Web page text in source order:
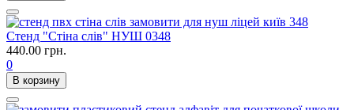
Стенд "Стіна слів" НУШ 0348
440.00 грн.
0
В корзину